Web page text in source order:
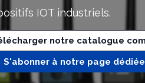
IOT industriels.
notre catalogue
S'abonner à notre page dédiée